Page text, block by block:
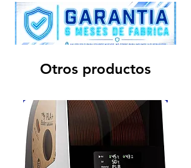
garantía alguna.
Otros productos